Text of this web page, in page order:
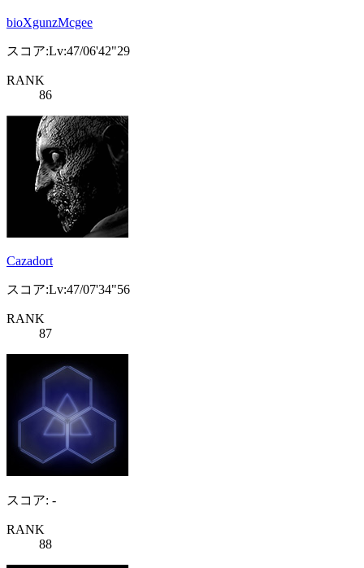
bioXgunzMcgee
スコア:Lv:47/06'42"29
RANK
86
Cazadort
スコア:Lv:47/07'34"56
RANK
87
スコア: -
RANK
88